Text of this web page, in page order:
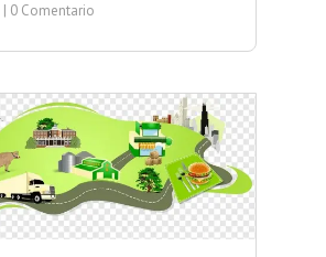
| 0 Comentario